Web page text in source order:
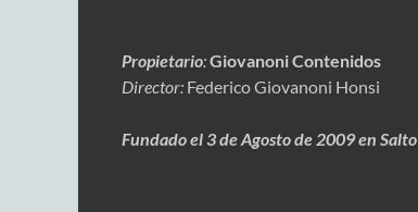
Propietario:Giovanoni Contenidos
Director: Federico Giovanoni Honsi
Fundado el 3 de Agosto de 2009 en Salto